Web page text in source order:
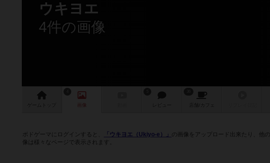
ウキヨエ
4件の画像
ゲーム 画像 レビュー 店舗/ カフェ
ボドゲーマにログインすると、 「ウキヨエ（Ukiyo-e）」 の画像をアップロード出来たり、他
像は様々なページで表示されます。